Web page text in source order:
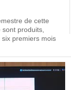
de cette
produits,
premiers mois